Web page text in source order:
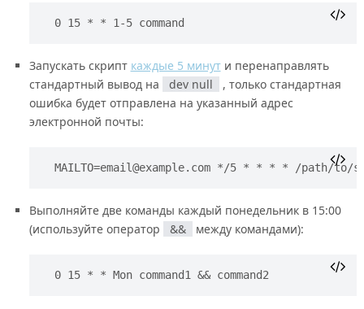
0 15 * * 1-5 command
Запускать скрипт каждые 5 минути перенаправлять
стандартный вывод на
dev null
, только стандартная
ошибка будет отправлена на указанный адрес
электронной почты:
MAILTO=email@example.com */5 * * * * /path/to/
Выполняйте две команды каждый понедельник в 15:00
(используйте оператор
&& между командами):
0 15 * * Mon command1 && command2